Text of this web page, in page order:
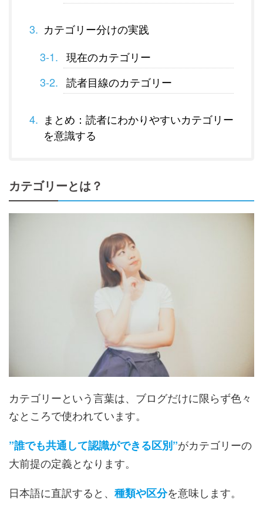
カテゴリー分けの実践
現在のカテゴリー
読者目線のカテゴリー
まとめ：読者にわかりやすいカテゴリー
を意識する
カテゴリーとは？
カテゴリーという言葉は、ブログだけに限らず色々
なところで使われています。
”誰でも共通して認識ができる区別”がカテゴリーの
大前提の定義となります。
日本語に直訳すると、 種類や区分を意味します。